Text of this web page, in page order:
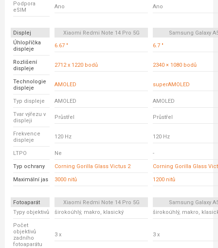
Podpora
eSIM
Ano Ano
Displej Xiaomi Redmi Note 14 Pro 5G
Samsung Galaxy
Úhlopříčka
displeje
6.67 " 6.7 "
Rozlišení
displeje
2712 x 1220 bodů 2340 × 1080 bodů
Technologie
displeje
AMOLED superAMOLED
Typ displeje AMOLED AMOLED
Tvar výřezu v
displeji
Průstřel Průstřel
Frekvence
displeje
120 Hz 120 Hz
LTPO Ne -
Typ ochrany Corning Gorilla Glass Victus 2 Corning Gorilla Glass
Maximální jas 3000 nitů 1200 nitů
Fotoaparát Xiaomi Redmi Note 14 Pro 5G
Samsung Galaxy
Typy objektivů
širokoúhlý, makro, klasický širokoúhlý, makro,
Počet
objektivů
zadního
fotoaparátu
3 x 3 x